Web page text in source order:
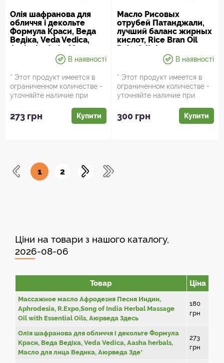
Олія шафранова для
обличчя і декольте
Формула Краси, Веда
Ведіка, Veda Vedica,
Aasha herbals, Масло
для лица Ведика,
Аюрведа Зде*
В наявності
* Этот продукт имеется в
ограниченном количестве -
уточняйте наличие при
273 грн Купити
Масло Рисовых
отрубей Патанджали,
лучший баланс жирных
кислот, Rice Bran Oil
Patanjali, Аюрведа
В наявності
* Этот продукт имеется в
ограниченном количестве -
уточняйте наличие при
300 грн Купити
1 2
Ціни на товари з нашого каталогу,
2026-08-06
Товар Ціна
Массажное масло Афродезия Песня Индии,
Aphrodesia, R.Expo,Song of India Herbal Massage
Oil with Essential Oils, Аюрведа Здесь
180
грн
Олія шафранова для обличчя і декольте Формула
Краси, Веда Ведіка, Veda Vedica, Aasha herbals,
Масло для лица Ведика, Аюрведа Зде*
273
грн